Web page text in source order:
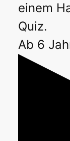
einem
Quiz.
Ab 6